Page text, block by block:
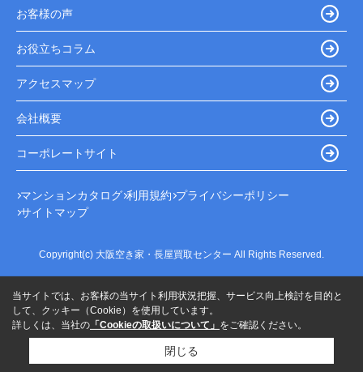
お客様の声
お役立ちコラム
アクセスマップ
会社概要
コーポレートサイト
マンションカタログ 利用規約 プライバシーポリシー
サイトマップ
Copyright(c) 大阪空き家・長屋買取センター All Rights Reserved.
当サイトでは、お客様の当サイト利用状況把握、サービス向上検討を目的と
して、クッキー（Cookie）を使用しています。
詳しくは、当社の 「Cookieの取扱いについて」 をご確認ください。
閉じる